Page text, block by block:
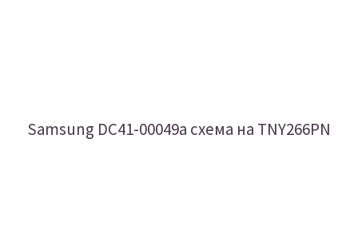
Samsung DC41-00049a схема на TNY266PN